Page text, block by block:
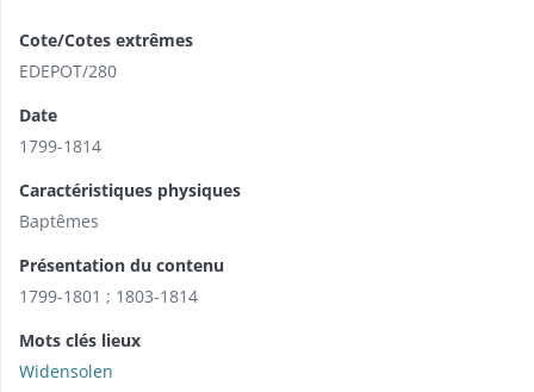
Cote/Cotes extrêmes
EDEPOT/280
Date
1799-1814
Caractéristiques physiques
Baptêmes
Présentation du contenu
1799-1801 ; 1803-1814
Mots clés lieux
Widensolen